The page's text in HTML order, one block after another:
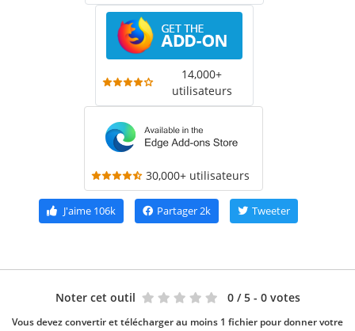
14,000+
utilisateurs
30,000+ utilisateurs
J'aime106k Partager2k Tweeter
Noter cet outil 0 / 5 - 0 votes
Vous devez convertir et télécharger au moins 1 fichier pour donner votre